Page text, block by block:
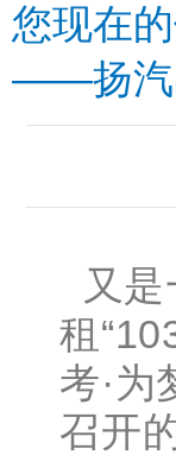
您现在的
——扬汽
又是
租
考·为
召开